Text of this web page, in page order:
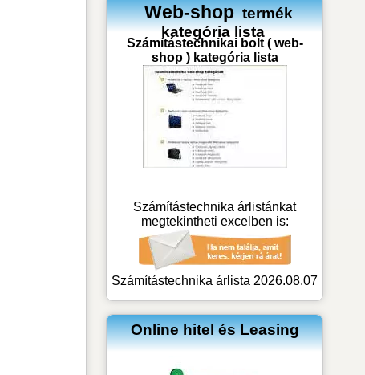
Web-shop termék
kategória lista
Számítástechnikai bolt ( web-
shop ) kategória lista
Számítástechnika árlistánkat
megtekintheti excelben is:
Számítástechnika árlista 2026.08.07
Online hitel és Leasing